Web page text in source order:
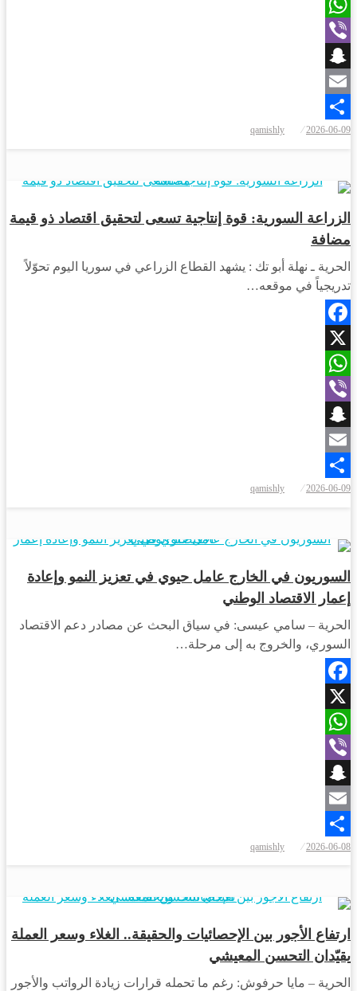
X
WhatsApp
Viber
Snapchat
Email
Share
في
2026-06-09
qamishly
الزراعة السورية: قوة إنتاجية تسعى لتحقيق اقتصاد ذو قيمة
مضافة
الحرية ـ نهلة أبو تك : يشهد القطاع الزراعي في سوريا اليوم تحوّلاً
تدريجياً في موقعه…
Facebook
X
WhatsApp
Viber
Snapchat
Email
Share
في
2026-06-09
qamishly
السوريون في الخارج عامل حيوي في تعزيز النمو وإعادة
إعمار الاقتصاد الوطني
الحرية – سامي عيسى: في سياق البحث عن مصادر دعم الاقتصاد
السوري، والخروج به إلى مرحلة…
Facebook
X
WhatsApp
Viber
Snapchat
Email
Share
في
2026-06-08
qamishly
ارتفاع الأجور بين الإحصائيات والحقيقة.. الغلاء وسعر العملة
يقيّدان التحسن المعيشي
الحرية – مايا حرفوش: رغم ما تحمله قرارات زيادة الرواتب والأجور